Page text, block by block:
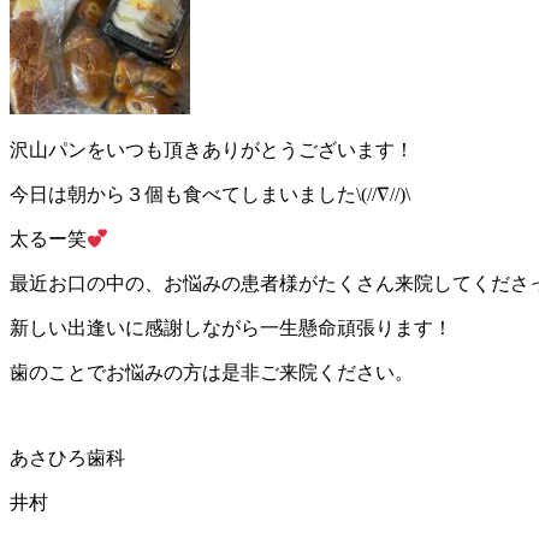
沢山パンをいつも頂きありがとうございます！
今日は朝から３個も食べてしまいました\(//∇//)\
太るー笑
最近お口の中の、お悩みの患者様がたくさん来院してくださ
新しい出逢いに感謝しながら一生懸命頑張ります！
歯のことでお悩みの方は是非ご来院ください。
あさひろ歯科
井村